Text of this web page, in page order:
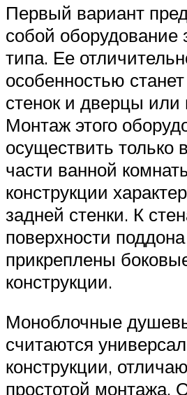
Первый вариант
собой оборудование
типа. Ее
особенностью
стенок и дверцы или
Монтаж этого
осуществить только
части ванной
конструкции
задней стенки. К
поверхности
прикреплены
конструкции.
Моноблочные
считаются
конструкции,
простотой монтажа.